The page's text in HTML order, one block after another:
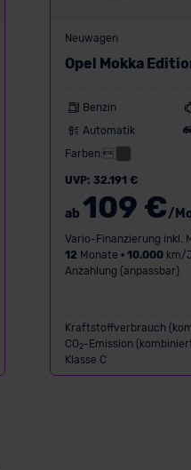
Neuwagen
Opel Mokka
Benzin
Automatik
Farben:
UVP: 32.191 €
ab 109 €/
Vario-Finanzierung inkl.
12 Monate • 10.000km/
Anzahlung (anpassbar)
Kraftstoffverbrauch
CO2-Emission
Klasse C